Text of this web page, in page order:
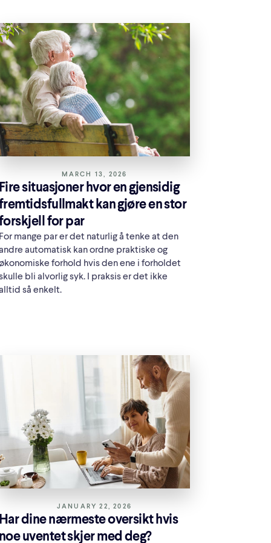
MARCH 13, 2026
Fire situasjoner hvor en gjensidig
kan gjøre en stor
for par
For mange par er det naturlig å tenke at den
automatisk kan ordne praktiske og
forhold hvis den ene i forholdet
bli alvorlig syk. I praksis er det ikke
så enkelt.
JANUARY 22, 2026
Har dine nærmeste oversikt hvis
noe uventet skjer med deg?